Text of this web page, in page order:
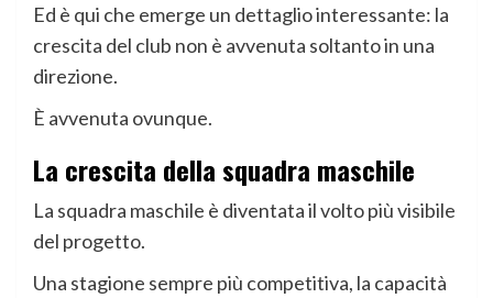
Ed è qui che emerge un dettaglio interessante: la
crescita del club non è avvenuta soltanto in una
direzione.
È avvenuta ovunque.
La crescita della squadra maschile
La squadra maschile è diventata il volto più visibile
del progetto.
Una stagione sempre più competitiva, la capacità